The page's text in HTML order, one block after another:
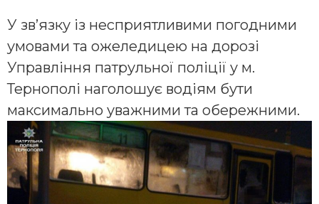
У зв’язку із несприятливими погодними
умовами та ожеледицею на дорозі
Управління патрульної поліції у м.
Тернополі наголошує водіям бути
максимально уважними та обережними.